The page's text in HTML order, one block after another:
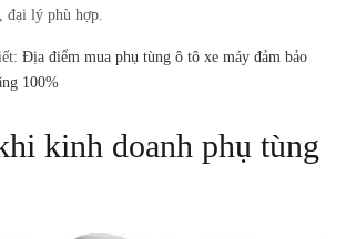
đại lý phù hợp.
Địa điểm mua phụ tùng ô tô xe máy đảm bảo
100%
kinh doanh phụ tùng